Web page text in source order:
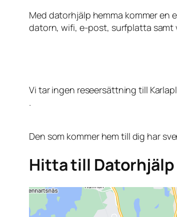
Med datorhjälp hemma kommer en
datorn, wifi, e-post, surfplatta samt
Vi tar ingen reseersättning till
.
Den som kommer hem till dig har
Hitta till Datorhjälp